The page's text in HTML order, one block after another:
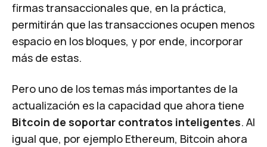
firmas transaccionales que, en la práctica,
permitirán que las transacciones ocupen menos
espacio en los bloques, y por ende, incorporar
más de estas.
Pero uno de los temas más importantes de la
actualización es la capacidad que ahora tiene
Bitcoin de soportar contratos inteligentes. Al
igual que, por ejemplo Ethereum, Bitcoin ahora